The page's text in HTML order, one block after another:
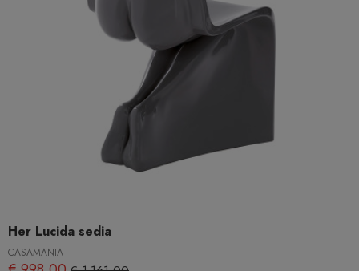
Her Lucida sedia
CASAMANIA